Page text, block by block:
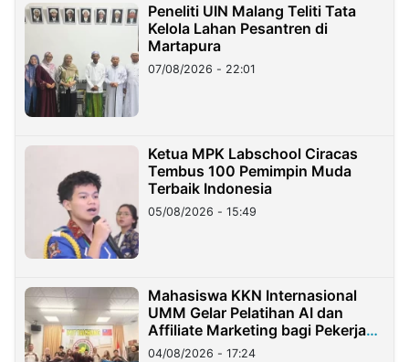
Peneliti UIN Malang Teliti Tata
Kelola Lahan Pesantren di
Martapura
07/08/2026 - 22:01
Ketua MPK Labschool Ciracas
Tembus 100 Pemimpin Muda
Terbaik Indonesia
05/08/2026 - 15:49
Mahasiswa KKN Internasional
UMM Gelar Pelatihan AI dan
Affiliate Marketing bagi Pekerja
Migran Indonesia di Taiwan
04/08/2026 - 17:24